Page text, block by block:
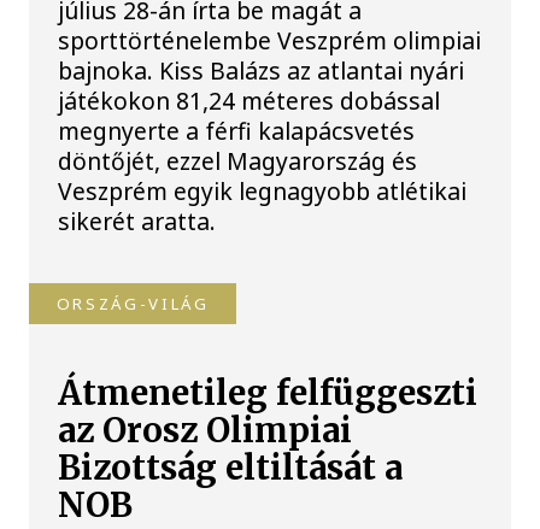
július 28-án írta be magát a
sporttörténelembe Veszprém olimpiai
bajnoka. Kiss Balázs az atlantai nyári
játékokon 81,24 méteres dobással
megnyerte a férfi kalapácsvetés
döntőjét, ezzel Magyarország és
Veszprém egyik legnagyobb atlétikai
sikerét aratta.
ORSZÁG-VILÁG
Átmenetileg felfüggeszti
az Orosz Olimpiai
Bizottság eltiltását a
NOB